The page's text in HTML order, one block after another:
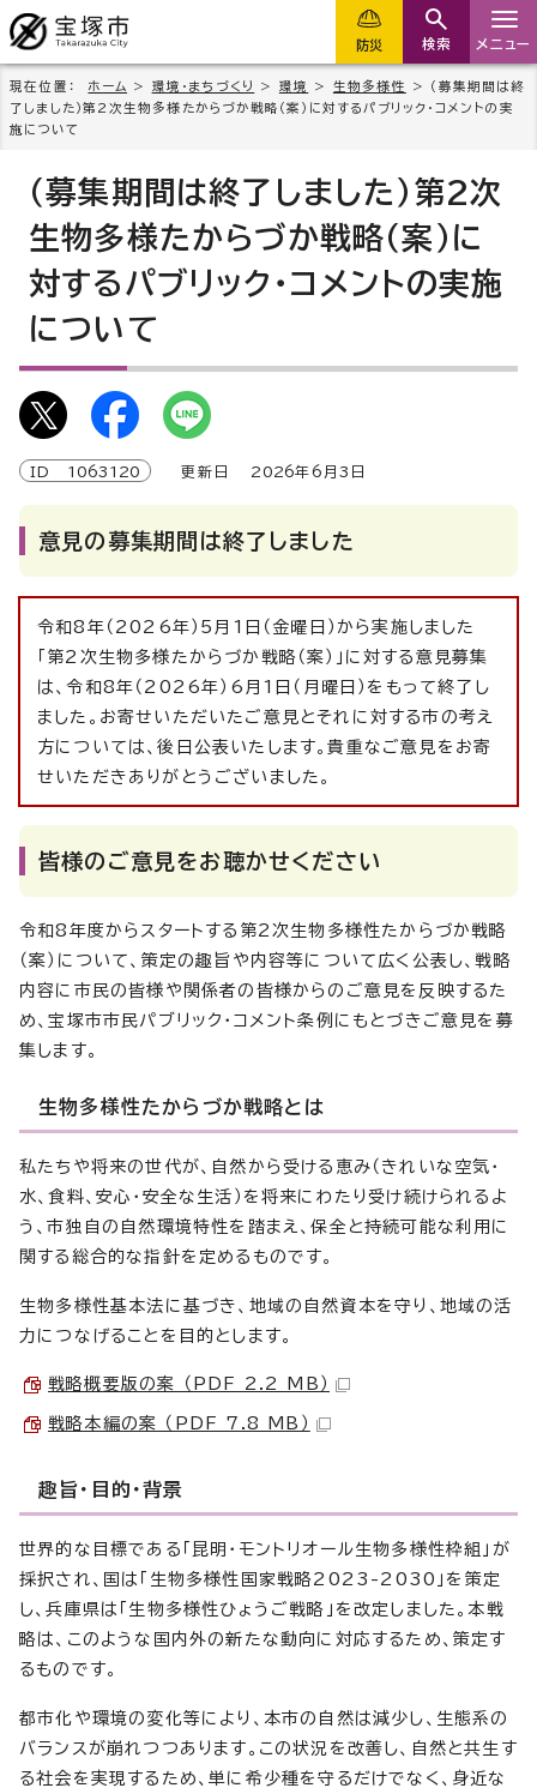
防災 検索 メニュー
現在位置： ホーム > 環境・まちづくり > 環境 > 生物多様性
> （募集期間は終
了しました）第2次生物多様たからづか戦略（案）に対するパブリック・コメントの実
施について
（募集期間は終了しました）第2次
生物多様たからづか戦略（案）に
対するパブリック・コメントの実施
について
ID 1063120 更新日 2026年6月3日
意見の募集期間は終了しました
令和8年（2026年）5月1日（金曜日）から実施しました
「第2次生物多様たからづか戦略（案）」に対する意見募集
は、令和8年（2026年）6月1日（月曜日）をもって終了し
ました。お寄せいただいたご意見とそれに対する市の考え
方については、後日公表いたします。貴重なご意見をお寄
せいただきありがとうございました。
皆様のご意見をお聴かせください
令和8年度からスタートする第2次生物多様性たからづか戦略
（案）について、策定の趣旨や内容等について広く公表し、戦略
内容に市民の皆様や関係者の皆様からのご意見を反映するた
め、宝塚市市民パブリック・コメント条例にもとづきご意見を募
集します。
生物多様性たからづか戦略とは
私たちや将来の世代が、自然から受ける恵み（きれいな空気・
水、食料、安心・安全な生活）を将来にわたり受け続けられるよ
う、市独自の自然環境特性を踏まえ、保全と持続可能な利用に
関する総合的な指針を定めるものです。
生物多様性基本法に基づき、地域の自然資本を守り、地域の活
力につなげることを目的とします。
戦略概要版の案 （PDF 2.2 MB）
戦略本編の案 （PDF 7.8 MB）
趣旨・目的・背景
世界的な目標である「昆明・モントリオール生物多様性枠組」が
採択され、国は「生物多様性国家戦略2023-2030」を策定
し、兵庫県は「生物多様性ひょうご戦略」を改定しました。本戦
略は、このような国内外の新たな動向に対応するため、策定す
るものです。
都市化や環境の変化等により、本市の自然は減少し、生態系の
バランスが崩れつつあります。この状況を改善し、自然と共生す
る社会を実現するため、単に希少種を守るだけでなく、身近な